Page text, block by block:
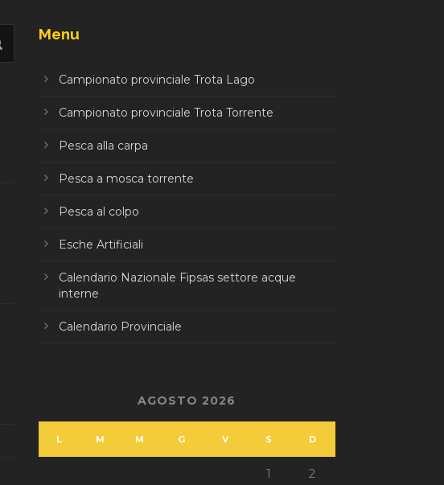
Menu
Campionato provinciale Trota Lago
Campionato provinciale Trota Torrente
Pesca alla carpa
Pesca a mosca torrente
Pesca al colpo
Esche Artificiali
Calendario Nazionale Fipsas settore acque
interne
Calendario Provinciale
AGOSTO 2026
L M M G V S D
1 2